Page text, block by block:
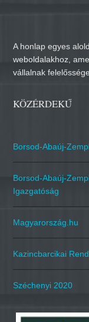
A honlap egyes
weboldalakhoz,
vállalnak
KÖZÉRDEKŰ
Borsod-Abaúj-
Borsod-Abaúj-
Igazgatóság
Magyarország.hu
Kazincbarcikai
Széchenyi 2020